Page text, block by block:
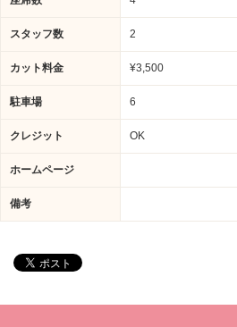
スタッフ数 2
カット料金 ¥3,500
駐車場 6
クレジット OK
ホームページ
備考